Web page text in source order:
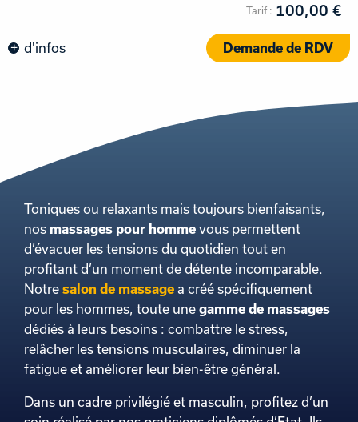
100,00 €
d'infos Demande de RDV
Toniques ou relaxants mais toujours bienfaisants,
nos massages pour homme vous permettent
d’évacuer les tensions du quotidien tout en
profitant d’un moment de détente incomparable.
Notre salon de massage a créé spécifiquement
pour les hommes, toute une gamme de massages
dédiés à leurs besoins : combattre le stress,
relâcher les tensions musculaires, diminuer la
fatigue et améliorer leur bien-être général.
Dans un cadre privilégié et masculin, profitez d’un